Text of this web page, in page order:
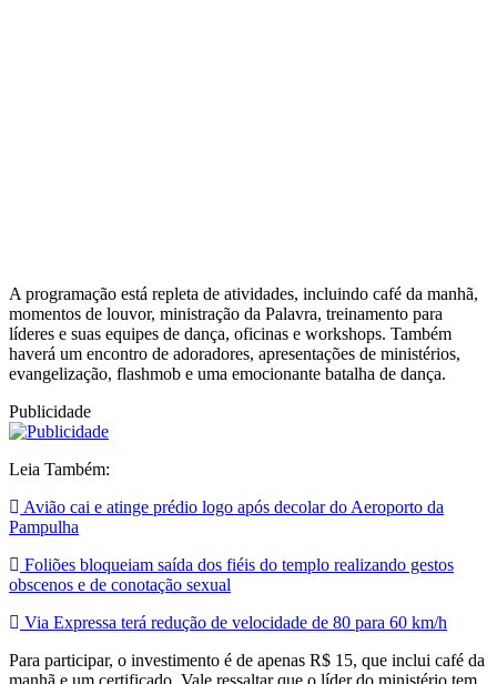
A programação está repleta de atividades, incluindo café da manhã,
momentos de louvor, ministração da Palavra, treinamento para
líderes e suas equipes de dança, oficinas e workshops. Também
haverá um encontro de adoradores, apresentações de ministérios,
evangelização, flashmob e uma emocionante batalha de dança.
Publicidade
Leia Também:
Avião cai e atinge prédio logo após decolar do Aeroporto da
Pampulha
Foliões bloqueiam saída dos fiéis do templo realizando gestos
obscenos e de conotação sexual
Via Expressa terá redução de velocidade de 80 para 60 km/h
Para participar, o investimento é de apenas R$ 15, que inclui café da
manhã e um certificado. Vale ressaltar que o líder do ministério tem